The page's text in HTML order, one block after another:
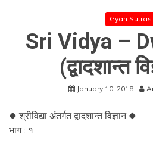
Gyan Sutras
Sri Vidya –
(द्वादशान्त
January 10, 2018
◆ श्रीविद्या अंतर्गत द्वादशान्त विज्ञान ◆
भाग : १